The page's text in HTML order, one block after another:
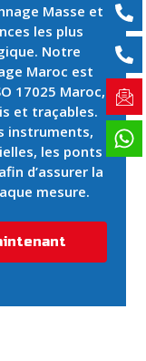
Masse et
les plus
Notre
Maroc est
17025 Maroc,
et traçables.
instruments,
les ponts
d’assurer la
mesure.